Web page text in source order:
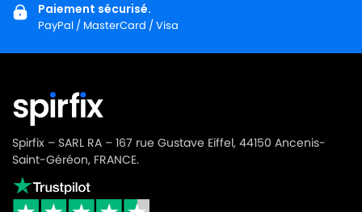
Paiement sécurisé.
PayPal / MasterCard / Visa
Spirfix – SARL RA – 167 rue Gustave Eiffel, 44150 Ancenis-
Saint-Géréon, FRANCE.